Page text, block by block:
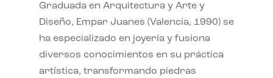
Graduada en Arquitectura y Arte y
Diseño, Empar Juanes (Valencia, 1990) se
ha especializado en joyería y fusiona
diversos conocimientos en su práctica
artística, transformando piedras